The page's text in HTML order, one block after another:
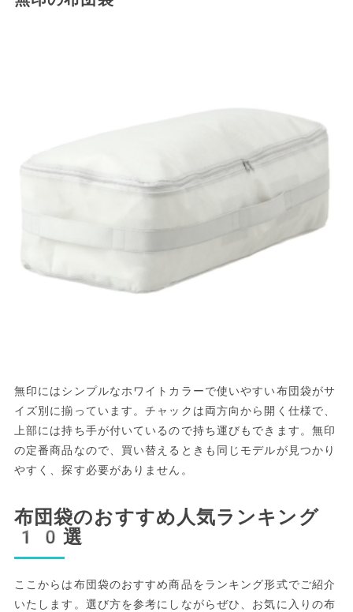
無印にはシンプルなホワイトカラーで使いやすい布団袋がサ
イズ別に揃っています。チャックは両方向から開く仕様で、
上部には持ち手が付いているので持ち運びもできます。無印
の定番商品なので、買い替えるときも同じモデルが見つかり
やすく、探す必要がありません。
布団袋のおすすめ人気ランキング
10選
ここからは布団袋のおすすめ商品をランキング形式でご紹介
いたします。選び方を参考にしながらぜひ、お気に入りの布